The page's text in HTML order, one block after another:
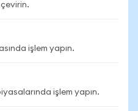
işlem yapın.
işlem yapın.